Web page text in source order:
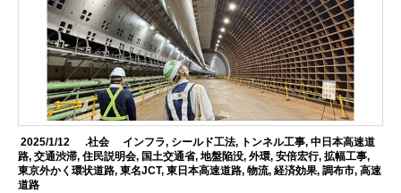
2025/1/12 .社会 インフラ, シールド工法, トンネル工事, 中日本高速道
路,交通渋滞,住民説明会, 国土交通省,地盤陥没,外環,安倍宏行,拡幅工事,
東京外かく環状道路,東名JCT,東日本高速道路,物流,経済効果,調布市,高速
道路